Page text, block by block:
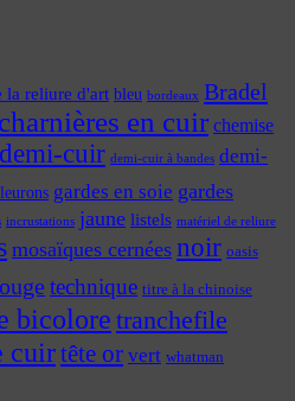
la reliure d'art bleu bordeaux Bradel
charnières en cuir chemise
demi-cuir demi-cuir à bandes demi-
gardes en soie gardes
incrustations jaune listels matériel de reliure
mosaïques cernées noir oasis
technique titre à la chinoise
bicolore tranchefile
cuirtête or vert whatman